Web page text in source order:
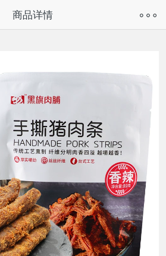
兔客小程序”访问
商品详情